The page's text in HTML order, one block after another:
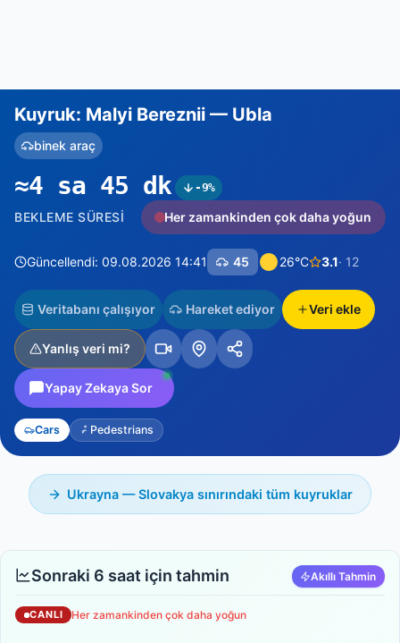
Kuyruk: Malyi Bereznii — Ubla
binek araç
≈4 sa 45 dk -9%
BEKLEME SÜRESI Her zamankinden çok daha yoğun
Güncellendi: 09.08.2026 14:41 45 26°C 3.1· 12
Veritabanı çalışıyor Hareket ediyor Veri ekle
Yanlış veri mi?
Yapay Zekaya Sor
Cars Pedestrians
Ukrayna — Slovakya sınırındaki tüm kuyruklar
Sonraki 6 saat için tahmin Akıllı Tahmin
CANLI Her zamankinden çok daha yoğun